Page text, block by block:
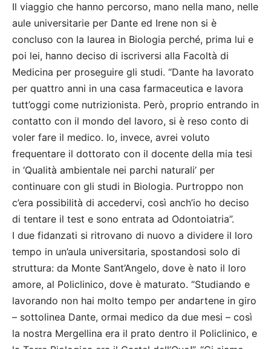
Il viaggio che hanno percorso, mano nella mano, nelle
aule universitarie per Dante ed Irene non si è
concluso con la laurea in Biologia perché, prima lui e
poi lei, hanno deciso di iscriversi alla Facoltà di
Medicina per proseguire gli studi. “Dante ha lavorato
per quattro anni in una casa farmaceutica e lavora
tutt’oggi come nutrizionista. Però, proprio entrando in
contatto con il mondo del lavoro, si è reso conto di
voler fare il medico. Io, invece, avrei voluto
frequentare il dottorato con il docente della mia tesi
in ‘Qualità ambientale nei parchi naturali’ per
continuare con gli studi in Biologia. Purtroppo non
c’era possibilità di accedervi, così anch’io ho deciso
di tentare il test e sono entrata ad Odontoiatria”.
I due fidanzati si ritrovano di nuovo a dividere il loro
tempo in un’aula universitaria, spostandosi solo di
struttura: da Monte Sant’Angelo, dove è nato il loro
amore, al Policlinico, dove è maturato. “Studiando e
lavorando non hai molto tempo per andartene in giro
– sottolinea Dante, ormai medico da due mesi – così
la nostra Mergellina era il prato dentro il Policlinico, e